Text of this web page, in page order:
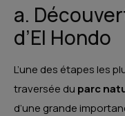
a.
d’El Hondo
L’une des étapes les
traversée du parc
d’une grande